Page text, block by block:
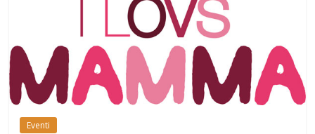
Eventi